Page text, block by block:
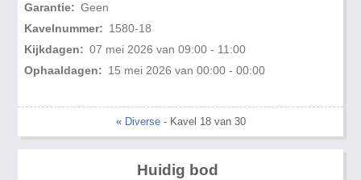
Garantie: Geen
Kavelnummer: 1580-18
Kijkdagen: 07 mei 2026 van 09:00 - 11:00
Ophaaldagen: 15 mei 2026 van 00:00 - 00:00
« Diverse- Kavel 18 van 30
Huidig bod